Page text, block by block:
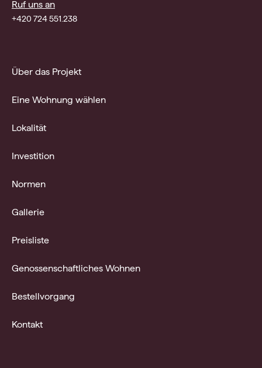
Ruf uns an
+420 724 551.238
Über das Projekt
Eine Wohnung wählen
Lokalität
Investition
Normen
Gallerie
Preisliste
Genossenschaftliches Wohnen
Bestellvorgang
Kontakt